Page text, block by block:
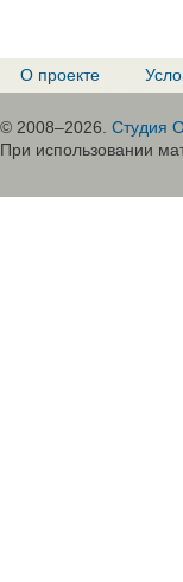
О проекте
© 2008–2026. Студия
При использовании